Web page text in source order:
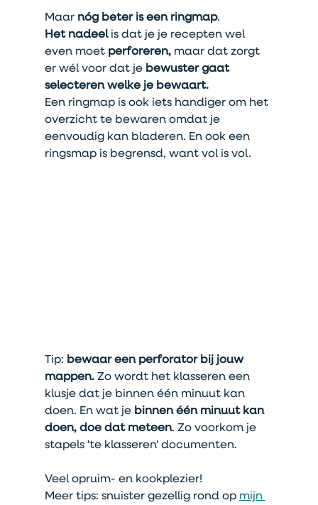
Maar nóg beter is een ringmap.
Het nadeel is dat je je recepten wel
even moet perforeren, maar dat zorgt
er wél voor dat je bewuster gaat
selecteren welke je bewaart.
Een ringmap is ook iets handiger om het
overzicht te bewaren omdat je
eenvoudig kan bladeren. En ook een
ringsmap is begrensd, want vol is vol.
Tip: bewaar een perforator bij jouw
mappen. Zo wordt het klasseren een
klusje dat je binnen één minuut kan
doen. En wat je binnen één minuut kan
doen, doe dat meteen. Zo voorkom je
stapels 'te klasseren' documenten.
Veel opruim- en kookplezier!
Meer tips: snuister gezellig rond op mijn